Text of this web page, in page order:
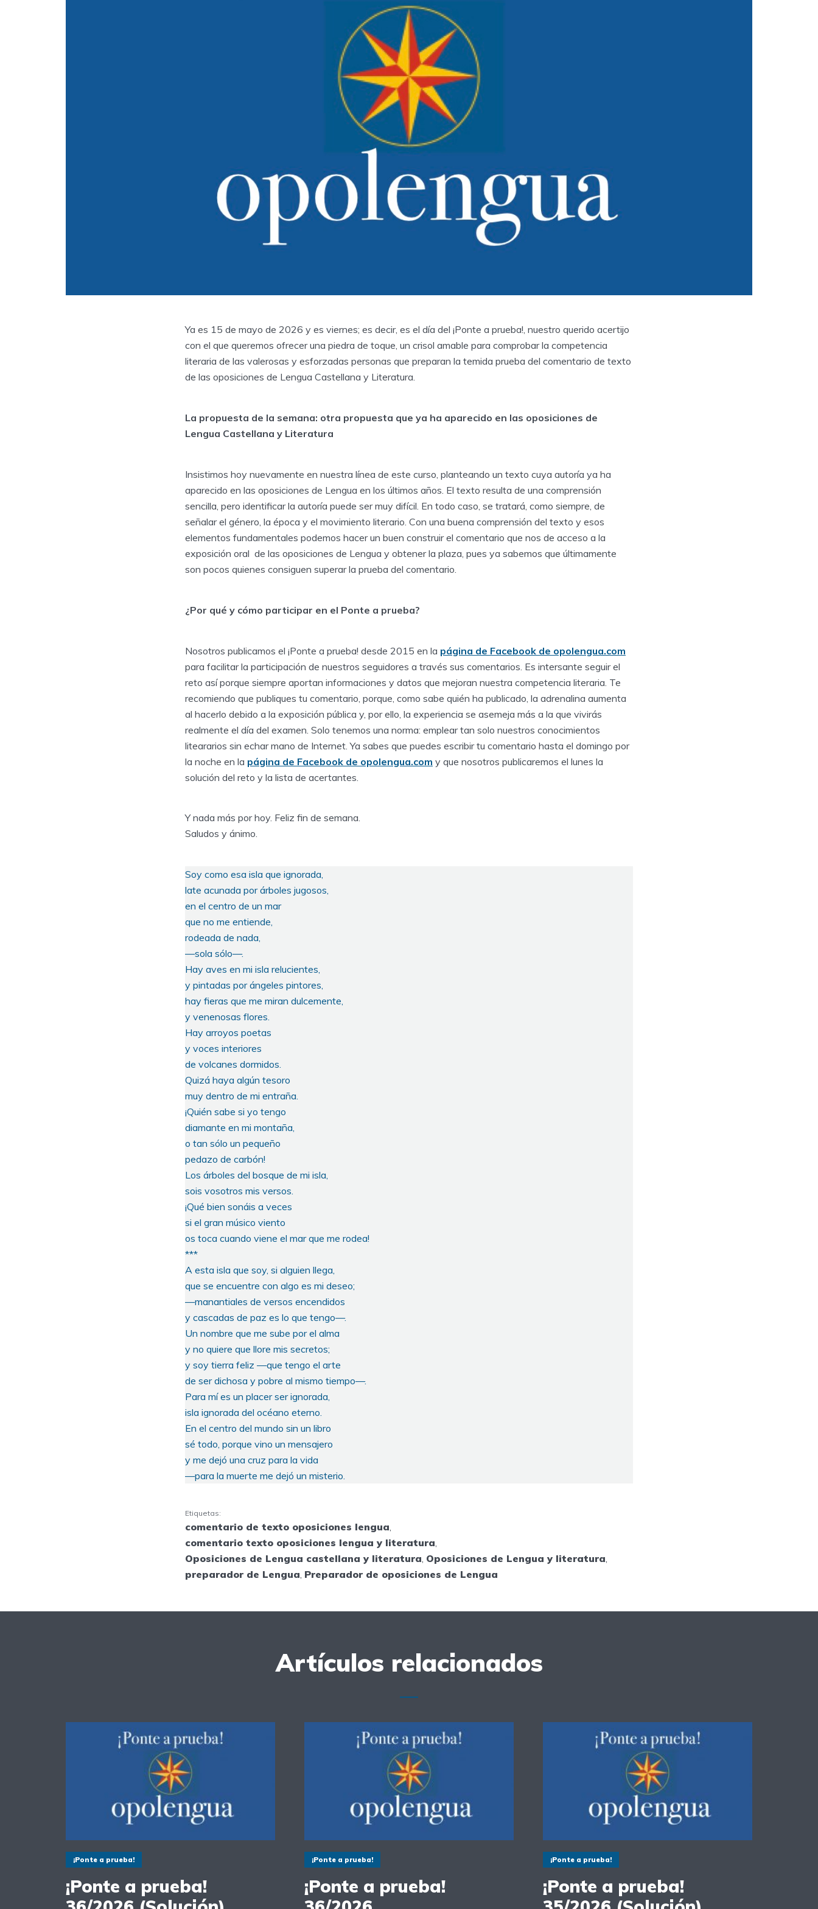
Ya es 15 de mayo de 2026 y es viernes; es decir, es el día del ¡Ponte a prueba!, nuestro querido acertijo
con el que queremos ofrecer una piedra de toque, un crisol amable para comprobar la competencia
literaria de las valerosas y esforzadas personas que preparan la temida prueba del comentario de texto
de las oposiciones de Lengua Castellana y Literatura.
La propuesta de la semana: otra propuesta que ya ha aparecido en las oposiciones de
Lengua Castellana y Literatura
Insistimos hoy nuevamente en nuestra línea de este curso, planteando un texto cuya autoría ya ha
aparecido en las oposiciones de Lengua en los últimos años. El texto resulta de una comprensión
sencilla, pero identificar la autoría puede ser muy difícil. En todo caso, se tratará, como siempre, de
señalar el género, la época y el movimiento literario. Con una buena comprensión del texto y esos
elementos fundamentales podemos hacer un buen construir el comentario que nos de acceso a la
exposición oral de las oposiciones de Lengua y obtener la plaza, pues ya sabemos que últimamente
son pocos quienes consiguen superar la prueba del comentario.
¿Por qué y cómo participar en el Ponte a prueba?
Nosotros publicamos el ¡Ponte a prueba! desde 2015 en la página de Facebook de opolengua.com
para facilitar la participación de nuestros seguidores a través sus comentarios. Es intersante seguir el
reto así porque siempre aportan informaciones y datos que mejoran nuestra competencia literaria. Te
recomiendo que publiques tu comentario, porque, como sabe quién ha publicado, la adrenalina aumenta
al hacerlo debido a la exposición pública y, por ello, la experiencia se asemeja más a la que vivirás
realmente el día del examen. Solo tenemos una norma: emplear tan solo nuestros conocimientos
liteararios sin echar mano de Internet. Ya sabes que puedes escribir tu comentario hasta el domingo por
la noche en la página de Facebook de opolengua.com y que nosotros publicaremos el lunes la
solución del reto y la lista de acertantes.
Y nada más por hoy. Feliz fin de semana.
Saludos y ánimo.
Soy como esa isla que ignorada,
late acunada por árboles jugosos,
en el centro de un mar
que no me entiende,
rodeada de nada,
—sola sólo—.
Hay aves en mi isla relucientes,
y pintadas por ángeles pintores,
hay fieras que me miran dulcemente,
y venenosas flores.
Hay arroyos poetas
y voces interiores
de volcanes dormidos.
Quizá haya algún tesoro
muy dentro de mi entraña.
¡Quién sabe si yo tengo
diamante en mi montaña,
o tan sólo un pequeño
pedazo de carbón!
Los árboles del bosque de mi isla,
sois vosotros mis versos.
¡Qué bien sonáis a veces
si el gran músico viento
os toca cuando viene el mar que me rodea!
***
A esta isla que soy, si alguien llega,
que se encuentre con algo es mi deseo;
—manantiales de versos encendidos
y cascadas de paz es lo que tengo—.
Un nombre que me sube por el alma
y no quiere que llore mis secretos;
y soy tierra feliz —que tengo el arte
de ser dichosa y pobre al mismo tiempo—.
Para mí es un placer ser ignorada,
isla ignorada del océano eterno.
En el centro del mundo sin un libro
sé todo, porque vino un mensajero
y me dejó una cruz para la vida
—para la muerte me dejó un misterio.
Etiquetas:
comentario de texto oposiciones lengua
comentario texto oposiciones lengua y literatura
Oposiciones de Lengua castellana y literatura Oposiciones de Lengua y literatura
preparador de Lengua Preparador de oposiciones de Lengua
Artículos relacionados
¡Ponte a prueba!
¡Ponte a prueba!
¡Ponte a prueba!
¡Ponte a prueba!
¡Ponte a prueba!
¡Ponte a prueba!